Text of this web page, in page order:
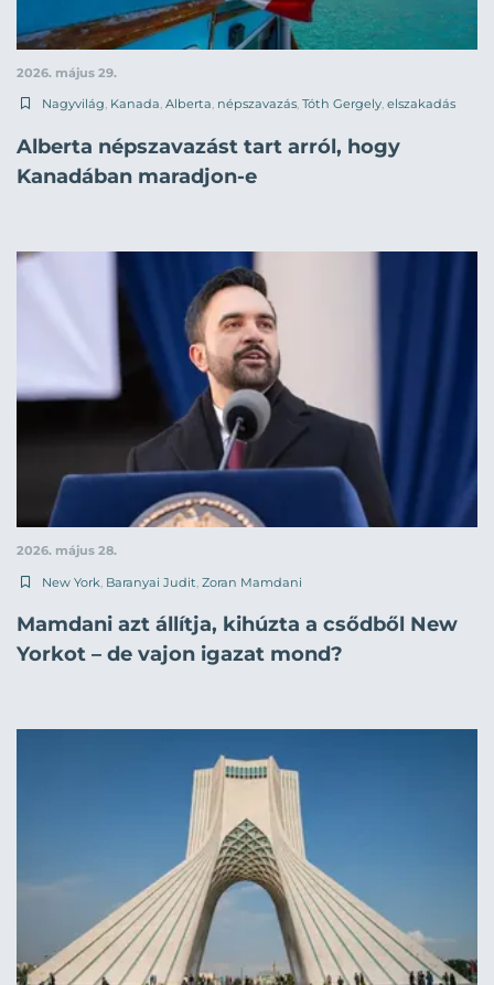
2026. május 29.
Nagyvilág, Kanada, Alberta, népszavazás, Tóth Gergely, elszakadás
Alberta népszavazást tart arról, hogy
Kanadában maradjon-e
2026. május 28.
New York Baranyai Judit Zoran Mamdani
Mamdani azt állítja, kihúzta a csődből New
Yorkot – de vajon igazat mond?